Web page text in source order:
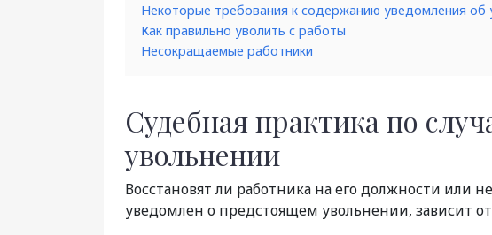
Некоторые требования к содержанию уведомления об
Как правильно уволить с работы
Несокращаемые работники
Судебная практика по
увольнении
Восстановят ли работника на его должности или
уведомлен о предстоящем увольнении, зависит